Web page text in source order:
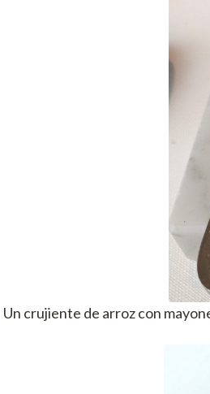
Un crujiente de arroz con